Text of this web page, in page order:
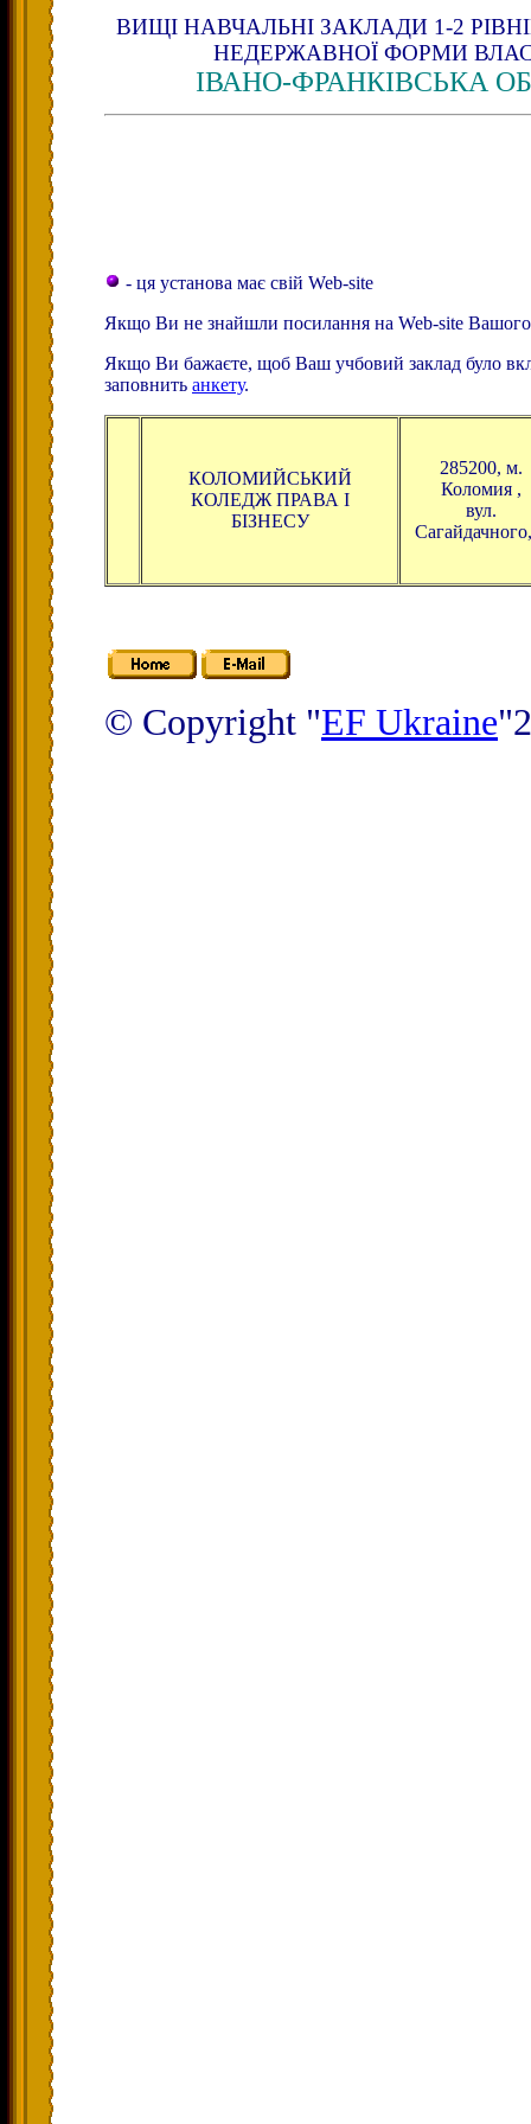
ВИЩІ НАВЧАЛЬНІ ЗАКЛАДИ 1-2
НЕДЕРЖАВНОЇ ФОРМИ
ІВАНО-ФРАНКІВСЬКА
- ця установа має свій Web-site
Якщо Ви не знайшли посилання на Web-site Вашого
Якщо Ви бажаєте, щоб Ваш учбовий заклад було
заповнить анкету.
КОЛОМИЙСЬКИЙ
КОЛЕДЖ ПРАВА І
БІЗНЕСУ
285200, м.
Коломия ,
вул.
© Copyright "EF Ukraine